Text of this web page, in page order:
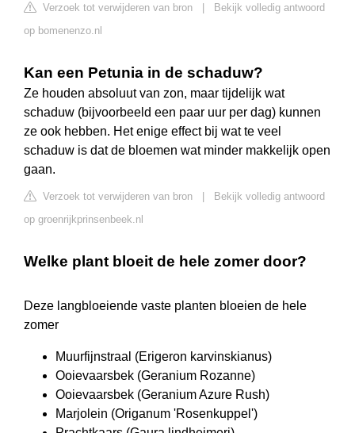
Verzoek tot verwijderen van bron
Bekijk volledig antwoord
op bomenenzo.nl
Kan een Petunia in de schaduw?
Ze houden absoluut van zon, maar tijdelijk wat
schaduw (bijvoorbeeld een paar uur per dag) kunnen
ze ook hebben. Het enige effect bij wat te veel
schaduw is dat de bloemen wat minder makkelijk open
gaan.
Verzoek tot verwijderen van bron
Bekijk volledig antwoord
op groenrijkprinsenbeek.nl
Welke plant bloeit de hele zomer door?
Deze langbloeiende vaste planten bloeien de hele
zomer
Muurfijnstraal (Erigeron karvinskianus)
Ooievaarsbek (Geranium Rozanne)
Ooievaarsbek (Geranium Azure Rush)
Marjolein (Origanum 'Rosenkuppel')